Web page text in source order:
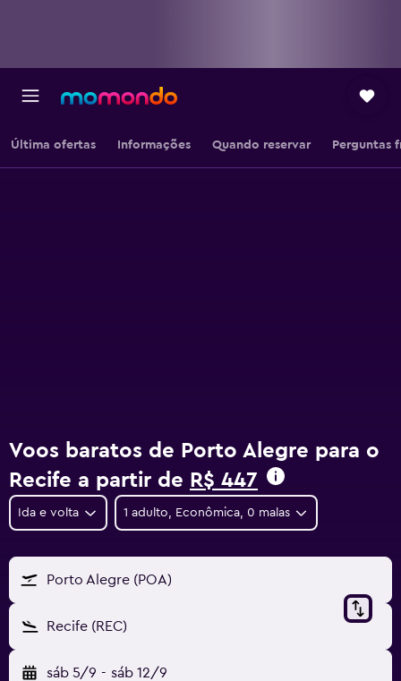
Última ofertas Informações Quando reservar Perguntas
Voos baratos de Porto Alegre para o
Recife a partir de R$ 447
Ida e volta 1 adulto, Econômica, 0 malas
Porto Alegre (POA)
Recife (REC)
sáb 5/9 - sáb 12/9